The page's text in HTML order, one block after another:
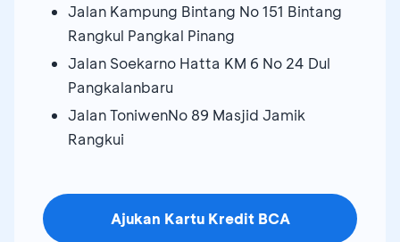
Jalan Kampung Bintang No 151 Bintang
Rangkul Pangkal Pinang
Jalan Soekarno Hatta KM 6 No 24 Dul
Pangkalanbaru
Jalan ToniwenNo 89 Masjid Jamik
Rangkui
Ajukan Kartu Kredit BCA